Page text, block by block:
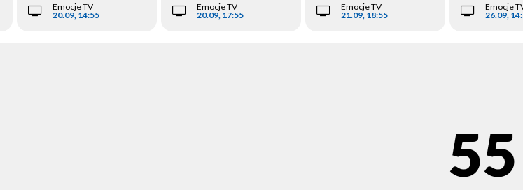
Emocje TV
20.09, 14:55
Emocje TV
20.09, 17:55
Emocje TV
21.09, 18:55
Emocje
26.09,
55